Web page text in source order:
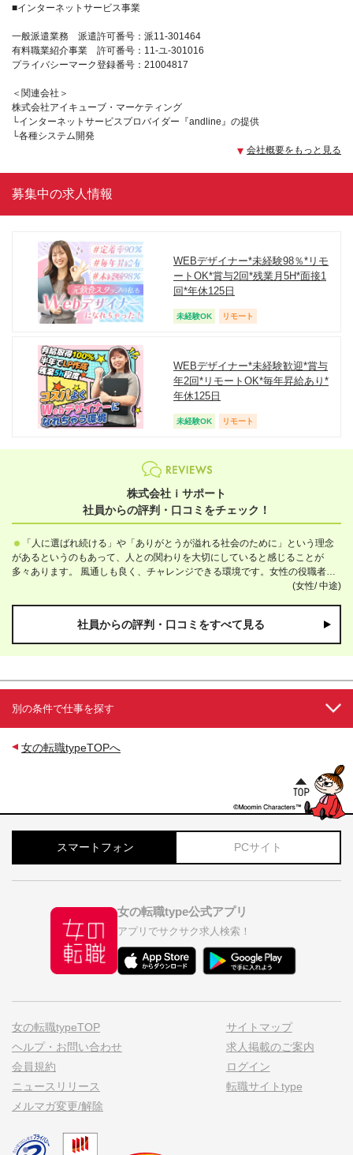
■インターネットサービス事業
一般派遣業務 派遣許可番号：派11-301464
有料職業紹介事業 許可番号：11-ユ-301016
プライバシーマーク登録番号：21004817
＜関連会社＞
株式会社アイキューブ・マーケティング
└インターネットサービスプロバイダー『andline』の提供
└各種システム開発
会社概要をもっと見る
募集中の求人情報
WEBデザイナー*未経験98％*リモ
ートOK*賞与2回*残業月5H*面接1
回*年休125日
未経験OK リモート
WEBデザイナー*未経験歓迎*賞与
年2回*リモートOK*毎年昇給あり*
年休125日
未経験OK リモート
株式会社ｉサポート
社員からの評判・口コミをチェック！
「人に選ばれ続ける」や「ありがとうが溢れる社会のために」という理念
があるというのもあって、人との関わりを大切にしていると感じることが
多々あります。 風通しも良く、チャレンジできる環境です。女性の役職者も
多いので、自身のこれからのキャリアのモチベーションにもなります。
(女性/ 中途)
社員からの評判・口コミをすべて見る
別の条件で仕事を探す
女の転職typeTOPへ
スマートフォン PCサイト
女の転職type公式アプリ
アプリでサクサク求人検索！
女の転職typeTOP
ヘルプ・お問い合わせ
会員規約
ニュースリリース
メルマガ変更/解除
サイトマップ
求人掲載のご案内
ログイン
転職サイトtype